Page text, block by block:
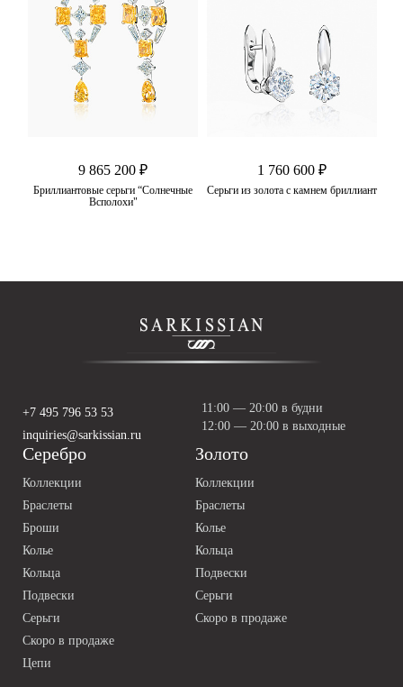
9 865 200 ₽
Бриллиантовые серьги “Солнечные
Всполохи"
1 760 600 ₽
Серьги из золота с камнем бриллиант
Серебро
Коллекции
Браслеты
Броши
Колье
Кольца
Подвески
Серьги
Скоро в продаже
Цепи
Золото
Коллекции
Браслеты
Колье
Кольца
Подвески
Серьги
Скоро в продаже
+7 495 796 53 53
inquiries@sarkissian.ru
11:00 — 20:00 в будни
12:00 — 20:00 в выходные